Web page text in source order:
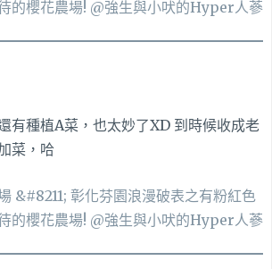
有種植A菜，也太妙了XD 到時候收成老
菜，哈